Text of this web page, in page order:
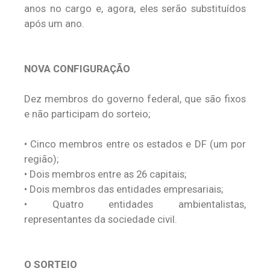
anos no cargo e, agora, eles serão substituídos
após um ano.
NOVA CONFIGURAÇÃO
Dez membros do governo federal, que são fixos
e não participam do sorteio;
• Cinco membros entre os estados e DF (um por
região);
• Dois membros entre as 26 capitais;
• Dois membros das entidades empresariais;
•
Quatro entidades ambientalistas,
representantes da sociedade civil.
O SORTEIO